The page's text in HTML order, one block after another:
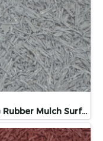
พื้นยาง Rubber Mulch Surfacing